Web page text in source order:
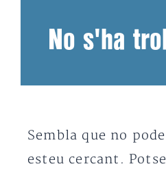
No s'ha
Sembla que no
esteu cercant.